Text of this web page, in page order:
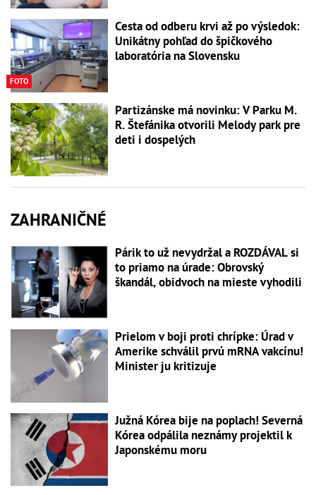
FOTO
Cesta od odberu krvi až po výsledok:
Unikátny pohľad do špičkového
laboratória na Slovensku
Partizánske má novinku: V Parku M.
R. Štefánika otvorili Melody park pre
deti i dospelých
ZAHRANIČNÉ
Párik to už nevydržal a ROZDÁVAL si
to priamo na úrade: Obrovský
škandál, obidvoch na mieste vyhodili
Prielom v boji proti chrípke: Úrad v
Amerike schválil prvú mRNA vakcínu!
Minister ju kritizuje
Južná Kórea bije na poplach! Severná
Kórea odpálila neznámy projektil k
Japonskému moru